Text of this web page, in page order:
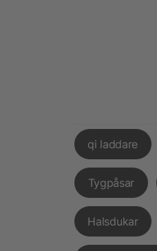
qi laddare
Tygpåsar
Halsdukar